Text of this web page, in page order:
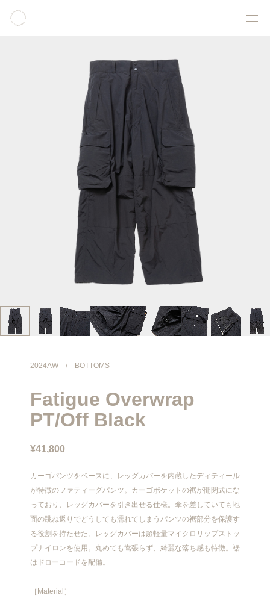
2024AW / BOTTOMS
Fatigue Overwrap
PT/Off Black
¥41,800
カーゴパンツをベースに、レッグカバーを内蔵したディティール
が特徴のファティーグパンツ。カーゴポケットの裾が開閉式にな
っており、レッグカバーを引き出せる仕様。傘を差していても地
面の跳ね返りでどうしても濡れてしまうパンツの裾部分を保護す
る役割を持たせた。レッグカバーは超軽量マイクロリップストッ
プナイロンを使用。丸めても嵩張らず、綺麗な落ち感も特徴。裾
はドローコードを配備。
［Material］
COLLECTION
PRODUCT
GALLERY
ONLINE STORE
STORELIST
ABOUT
FACEBOOK
INSTAGRAM